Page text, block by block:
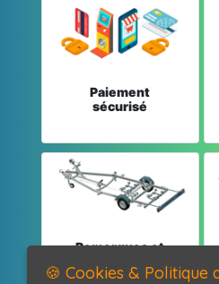
Paiement
sécurisé
Remorques et
🍪 Cookies & Politique